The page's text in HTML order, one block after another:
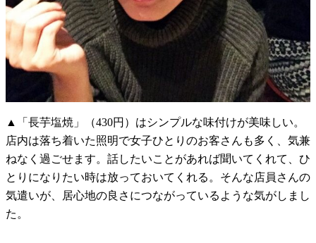
▲「長芋塩焼」（430円）はシンプルな味付けが美味しい。
店内は落ち着いた照明で女子ひとりのお客さんも多く、気兼
ねなく過ごせます。話したいことがあれば聞いてくれて、ひ
とりになりたい時は放っておいてくれる。そんな店員さんの
気遣いが、居心地の良さにつながっているような気がしまし
た。